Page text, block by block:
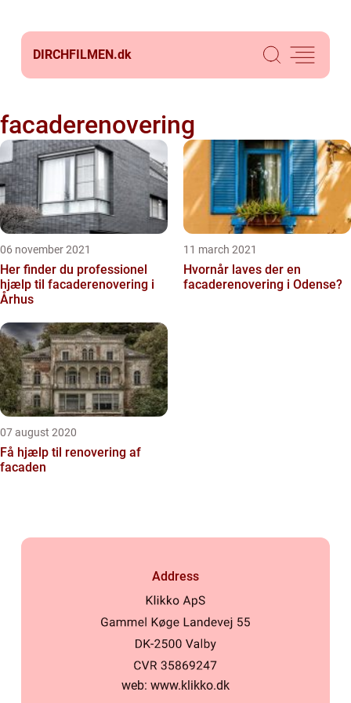
DIRCHFILMEN.dk
facaderenovering
06 november 2021
Her finder du professionel
hjælp til facaderenovering i
Århus
11 march 2021
Hvornår laves der en
facaderenovering i Odense?
07 august 2020
Få hjælp til renovering af
facaden
Address
web: www.klikko.dk